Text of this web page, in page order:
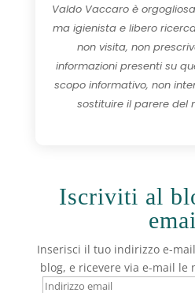
Valdo Vaccaro è
ma igienista e libero
non visita, non
informazioni presenti su
scopo informativo, non
sostituire il parere del
Iscriviti al
Inserisci il tuo indirizzo e-
blog, e ricevere via e-mail le
Indirizzo